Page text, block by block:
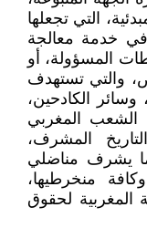
التي تجعلها
خدمة معالجة
المسؤولة، أو
والتي تستهدف
وسائر الكادحين،
الشعب المغربي
المشرف،
يشرف مناضلي
منخرطيها،
المغربية لحقوق